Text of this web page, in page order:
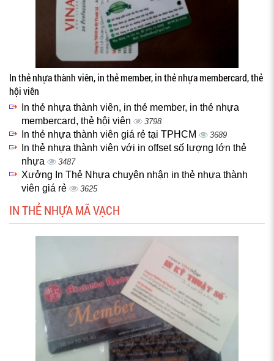
In thẻ nhựa thành viên, in thẻ member, in thẻ nhựa membercard, thẻ
hội viên
In thẻ nhựa thành viên, in thẻ member, in thẻ nhựa
membercard, thẻ hội viên
3798
In thẻ nhựa thành viên giá rẻ tại TPHCM 3689
In thẻ nhựa thành viên với in offset số lượng lớn thẻ
nhựa
3487
Xưởng In Thẻ Nhựa chuyên nhận in thẻ nhựa thành
viên giá rẻ
3625
IN THẺ NHỰA MÃ VẠCH